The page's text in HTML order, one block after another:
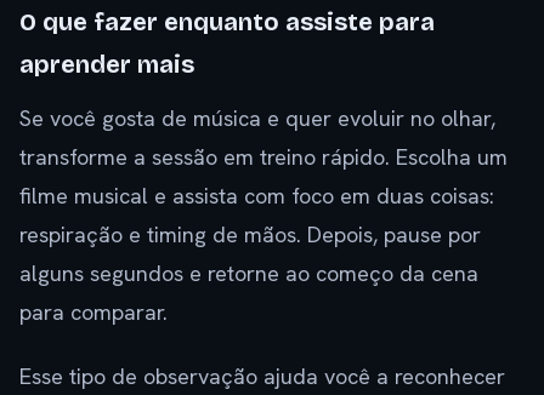
O que fazer enquanto assiste para
aprender mais
Se você gosta de música e quer evoluir no olhar,
transforme a sessão em treino rápido. Escolha um
filme musical e assista com foco em duas coisas:
respiração e timing de mãos. Depois, pause por
alguns segundos e retorne ao começo da cena
para comparar.
Esse tipo de observação ajuda você a reconhecer